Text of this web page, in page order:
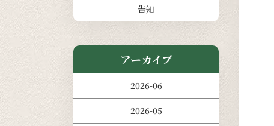
告知
アーカイブ
2026-06
2026-05